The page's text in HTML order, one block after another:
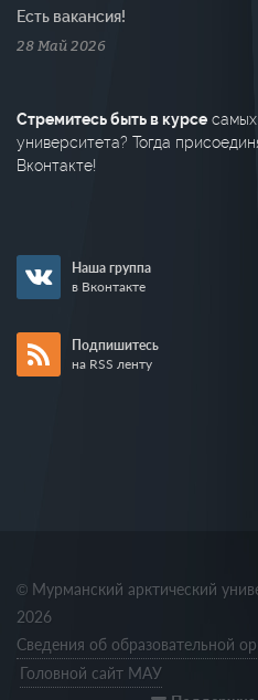
Есть вакансия!
28 Май 2026
Стремитесь быть в курсе
университета? Тогда
Вконтакте!
Наша группа
в Вконтакте
Подпишитесь
на RSS ленту
© Мурманский арктический
2026
Сведения об образовательной
Головной сайт МАУ